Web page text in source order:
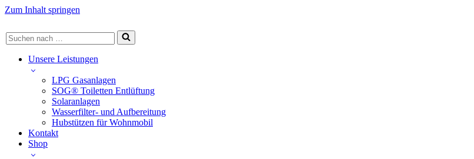
Zum Inhalt springen
Suchen
nach …
Unsere Leistungen
LPG Gasanlagen
SOG® Toiletten Entlüftung
Solaranlagen
Wasserfilter- und Aufbereitung
Hubstützen für Wohnmobil
Kontakt
Shop